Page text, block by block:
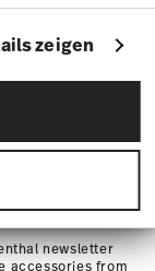
persönlichen
Sie Ihre
fest.
Anzeigen
Medien
wir
Medien,
Partner
zeigen
1
newsletter
accessories from